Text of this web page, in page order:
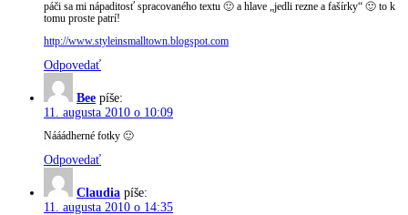
páči sa mi nápaditosť spracovaného textu 🙂 a hlave „jedli rezne a fašírky“ 🙂 to k
tomu proste patrí!
http://www.styleinsmalltown.blogspot.com
Odpovedať
Bee píše:
11. augusta 2010 o 10:09
Nááádherné fotky 🙂
Odpovedať
Claudia píše:
11. augusta 2010 o 14:35